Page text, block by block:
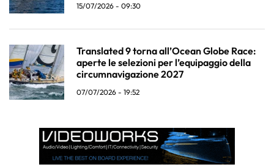
15/07/2026 - 09:30
Translated 9 torna all’Ocean Globe Race:
aperte le selezioni per l’equipaggio della
circumnavigazione 2027
07/07/2026 - 19:52